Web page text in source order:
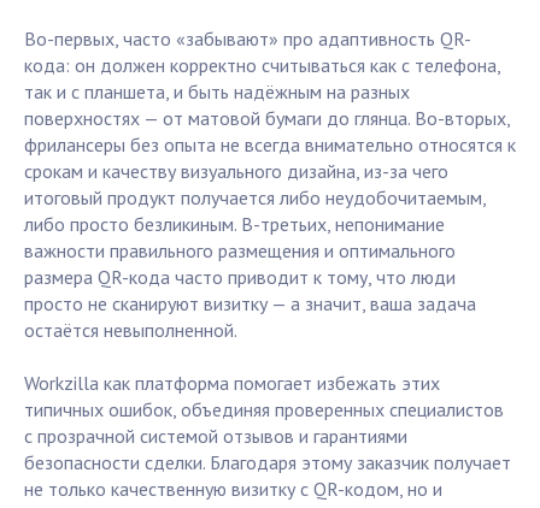
Во-первых, часто «забывают» про адаптивность QR-
кода: он должен корректно считываться как с телефона,
так и с планшета, и быть надёжным на разных
поверхностях — от матовой бумаги до глянца. Во-вторых,
фрилансеры без опыта не всегда внимательно относятся к
срокам и качеству визуального дизайна, из-за чего
итоговый продукт получается либо неудобочитаемым,
либо просто безликиным. В-третьих, непонимание
важности правильного размещения и оптимального
размера QR-кода часто приводит к тому, что люди
просто не сканируют визитку — а значит, ваша задача
остаётся невыполненной.
Workzilla как платформа помогает избежать этих
типичных ошибок, объединяя проверенных специалистов
с прозрачной системой отзывов и гарантиями
безопасности сделки. Благодаря этому заказчик получает
не только качественную визитку с QR-кодом, но и